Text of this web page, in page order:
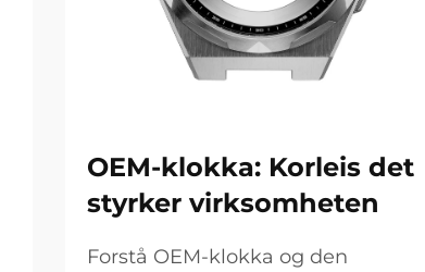
OEM-klokka: Korleis det
styrker virksomheten
Forstå OEM-klokka og den